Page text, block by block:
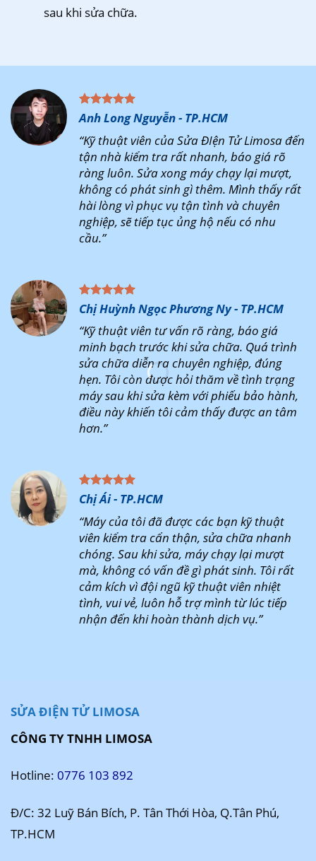
sau khi sửa chữa.
Anh Long Nguyễn - TP.HCM
“Kỹ thuật viên của Sửa ĐIện Tử Limosa đến
tận nhà kiểm tra rất nhanh, báo giá rõ
ràng luôn. Sửa xong máy chạy lại mượt,
không có phát sinh gì thêm. Mình thấy rất
hài lòng vì phục vụ tận tình và chuyên
nghiệp, sẽ tiếp tục ủng hộ nếu có nhu
cầu.”
Chị Huỳnh Ngọc Phương Ny - TP.HCM
“Kỹ thuật viên tư vấn rõ ràng, báo giá
minh bạch trước khi sửa chữa. Quá trình
sửa chữa diễn ra chuyên nghiệp, đúng
hẹn. Tôi còn được hỏi thăm về tình trạng
máy sau khi sửa kèm với phiếu bảo hành,
điều này khiến tôi cảm thấy được an tâm
hơn.”
Chị Ái - TP.HCM
“Máy của tôi đã được các bạn kỹ thuật
viên kiểm tra cẩn thận, sửa chữa nhanh
chóng. Sau khi sửa, máy chạy lại mượt
mà, không có vấn đề gì phát sinh. Tôi rất
cảm kích vì đội ngũ kỹ thuật viên nhiệt
tình, vui vẻ, luôn hỗ trợ mình từ lúc tiếp
nhận đến khi hoàn thành dịch vụ.”
SỬA ĐIỆN TỬ LIMOSA
CÔNG TY TNHH LIMOSA
Hotline: 0776 103 892
Đ/C: 32 Luỹ Bán Bích, P. Tân Thới Hòa, Q.Tân Phú,
TP.HCM